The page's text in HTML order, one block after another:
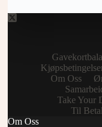
Om Oss
Take Your
Til
Om Oss